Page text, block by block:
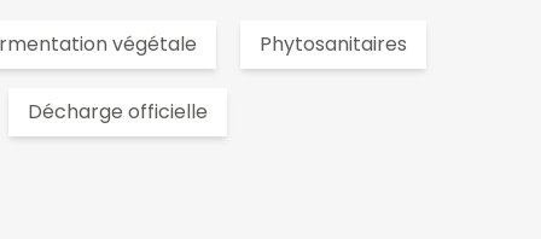
végétale Phytosanitaires
Décharge officielle